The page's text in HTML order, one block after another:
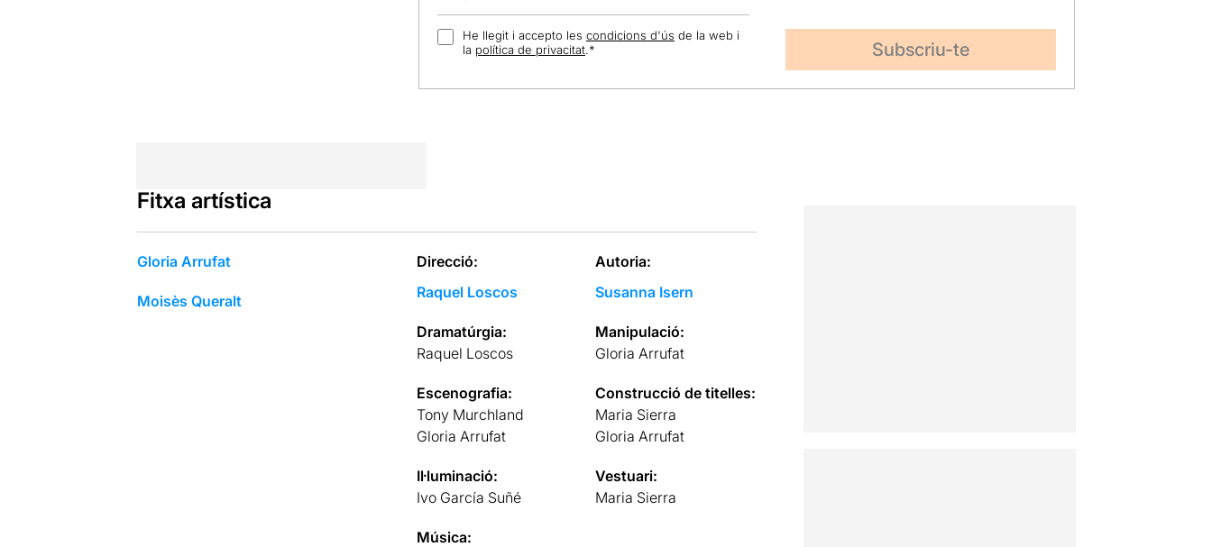
He llegit i accepto les condicions d'ús de la web i
la política de privacitat.*
Fitxa artística
Gloria Arrufat
Moisès Queralt
Direcció:
Raquel Loscos
Autoria:
Susanna Isern
Dramatúrgia:
Raquel Loscos
Manipulació:
Gloria Arrufat
Escenografia:
Tony Murchland
Gloria Arrufat
Construcció de titelles:
Maria Sierra
Gloria Arrufat
Il·luminació:
Ivo García Suñé
Vestuari:
Maria Sierra
Música: